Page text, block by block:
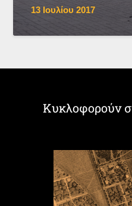
13 Ιουλίου 2017
Κυκλοφορούν